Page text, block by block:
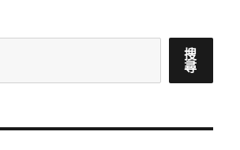
搜
尋